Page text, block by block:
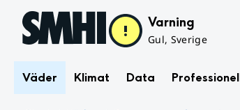
Hoppa till sidans innehåll Varning
Gul, Sverige
Väder Klimat Data